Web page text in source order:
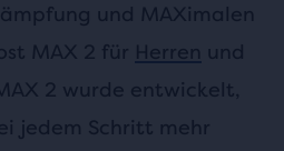
und MAXimalen
MAX 2 für Herren und
2 wurde entwickelt,
jedem Schritt mehr